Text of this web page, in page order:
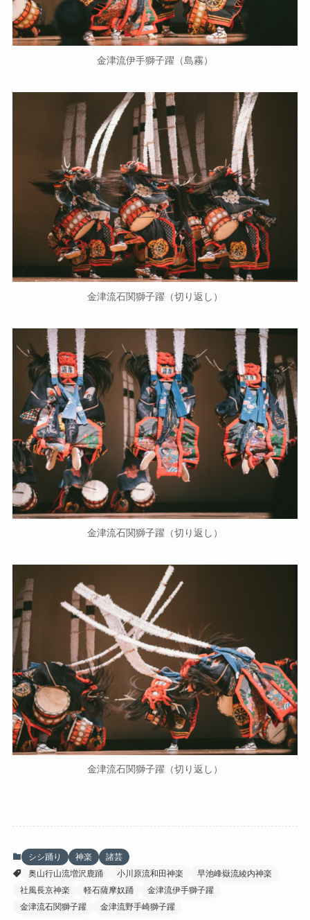
金津流伊手獅子躍（島霧）
金津流石関獅子躍（切り返し）
金津流石関獅子躍（切り返し）
金津流石関獅子躍（切り返し）
シシ踊り 神楽
諸芸
奥山行山流増沢鹿踊
小川原流和田神楽
早池峰嶽流綾内神楽
社風長京神楽
軽石薩摩奴踊
金津流伊手獅子躍
金津流石関獅子躍
金津流野手崎獅子躍